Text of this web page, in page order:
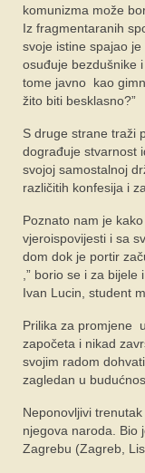
komunizma može
Iz fragmentaranih
svoje istine spajao
osuđuje bezdušnike
tome javno kao
žito biti besklasno?”
S druge strane traži
dograđuje stvarnost
svojoj samostalnoj
različitih konfesija i
Poznato nam je
vjeroispovijesti i sa
dom dok je portir
,” borio se i za
Ivan Lucin, student
Prilika za promjene
započeta i nikad
svojim radom
zagledan u
Neponovljivi
njegova naroda. Bio
Zagrebu (Zagreb,